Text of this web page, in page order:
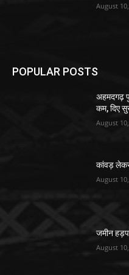
August
POPULAR POSTS
अहमदगढ़
कम, दिए
August
कांवड़
August
जमीन
August